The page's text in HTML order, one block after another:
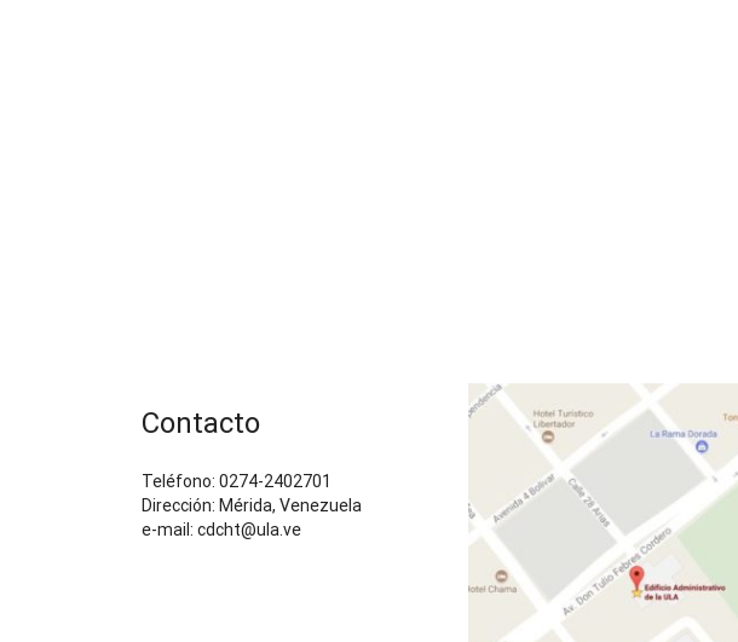
Contacto
Teléfono: 0274-2402701
Dirección: Mérida, Venezuela
e-mail: cdcht@ula.ve